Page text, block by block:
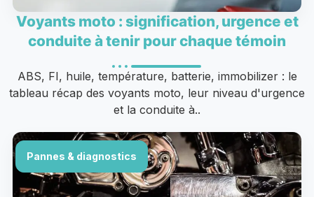
Voyants moto : signification, urgence et
conduite à tenir pour chaque témoin
ABS, FI, huile, température, batterie, immobilizer : le
tableau récap des voyants moto, leur niveau d'urgence
et la conduite à..
Pannes & diagnostics